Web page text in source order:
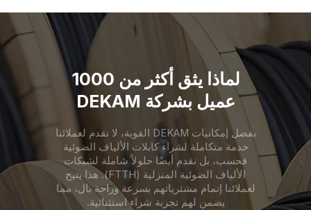
لماذا يثق أكثر من 1000
عميل بشركة DEKAM
بفضل إمكانيات DEKAM القوية، لا نقدم لعملائنا
خدمة متكاملة لشراء كابلات الألياف الضوئية
فحسب، بل نقدم أيضًا حلولاً شاملة لشبكات
الألياف الضوئية المنزلية (FTTH). هذا يتيح
لعملائنا إتمام مشترياتهم بسرعة وراحة بال، مما
يضمن لهم تجربة شراء استثنائية.